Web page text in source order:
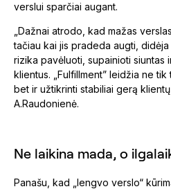
verslui sparčiai augant.
„Dažnai atrodo, kad mažas
tačiau kai jis pradeda augti,
rizika pavėluoti, supainioti siuntas
klientus. „Fulfillment” leidžia ne tik
bet ir užtikrinti stabiliai gerą klientų
A.Raudonienė.
Ne laikina mada, o
Panašu, kad „lengvo verslo“